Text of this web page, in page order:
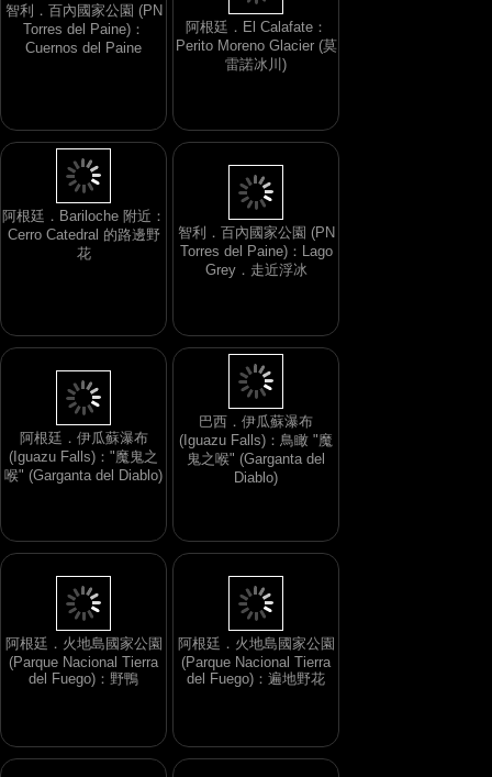
智利．百內國家公園 (PN
Torres del Paine)：
Cuernos del Paine
阿根廷．El Calafate：
Perito Moreno Glacier (莫
雷諾冰川)
阿根廷．Bariloche 附近：
Cerro Catedral 的路邊野
花
智利．百內國家公園 (PN
Torres del Paine)：Lago
Grey．走近浮冰
阿根廷．伊瓜蘇瀑布
(Iguazu Falls)："魔鬼之
喉" (Garganta del Diablo)
巴西．伊瓜蘇瀑布
(Iguazu Falls)：鳥瞰 "魔
鬼之喉" (Garganta del
Diablo)
阿根廷．火地島國家公園
(Parque Nacional Tierra
del Fuego)：野鴨
阿根廷．火地島國家公園
(Parque Nacional Tierra
del Fuego)：遍地野花